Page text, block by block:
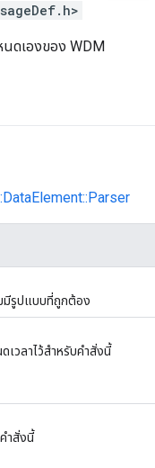
นดเองของ WDM
มีรูปแบบที่ถูกต้อง
เวลาไว้สำหรับคำสั่งนี้
ำสั่งนี้